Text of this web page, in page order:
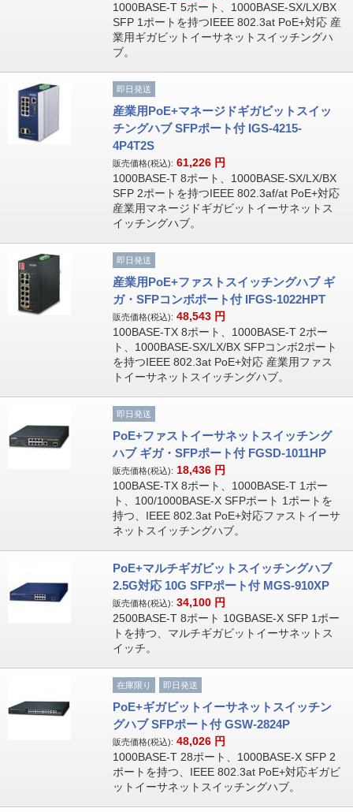
1000BASE-T 5ポート、1000BASE-SX/LX/BX
SFP 1ポートを持つIEEE 802.3at PoE+対応 産
業用ギガビットイーサネットスイッチングハ
ブ。
即日発送
産業用PoE+マネージドギガビットスイッ
チングハブ SFPポート付 IGS-4215-
4P4T2S
販売価格(税込): 61,226 円
1000BASE-T 8ポート、1000BASE-SX/LX/BX
SFP 2ポートを持つIEEE 802.3af/at PoE+対応
産業用マネージドギガビットイーサネットス
イッチングハブ。
即日発送
産業用PoE+ファストスイッチングハブ ギ
ガ・SFPコンボポート付 IFGS-1022HPT
販売価格(税込): 48,543 円
100BASE-TX 8ポート、1000BASE-T 2ポー
ト、1000BASE-SX/LX/BX SFPコンボ2ポート
を持つIEEE 802.3at PoE+対応 産業用ファス
トイーサネットスイッチングハブ。
即日発送
PoE+ファストイーサネットスイッチング
ハブ ギガ・SFPポート付 FGSD-1011HP
販売価格(税込): 18,436 円
100BASE-TX 8ポート、1000BASE-T 1ポー
ト、100/1000BASE-X SFPポート 1ポートを
持つ、IEEE 802.3at PoE+対応ファストイーサ
ネットスイッチングハブ。
PoE+マルチギガビットスイッチングハブ
2.5G対応 10G SFPポート付 MGS-910XP
販売価格(税込): 34,100 円
2500BASE-T 8ポート 10GBASE-X SFP 1ポー
トを持つ、マルチギガビットイーサネットス
イッチ。
在庫限り 即日発送
PoE+ギガビットイーサネットスイッチン
グハブ SFPポート付 GSW-2824P
販売価格(税込): 48,026 円
1000BASE-T 28ポート、1000BASE-X SFP 2
ポートを持つ、IEEE 802.3at PoE+対応ギガビ
ットイーサネットスイッチングハブ。